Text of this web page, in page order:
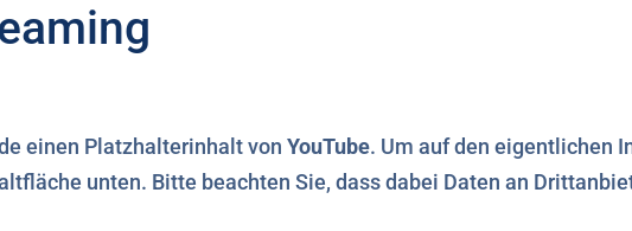
einen Platzhalterinhalt von YouTube. Um auf den eigentlichen
unten. Bitte beachten Sie, dass dabei Daten an